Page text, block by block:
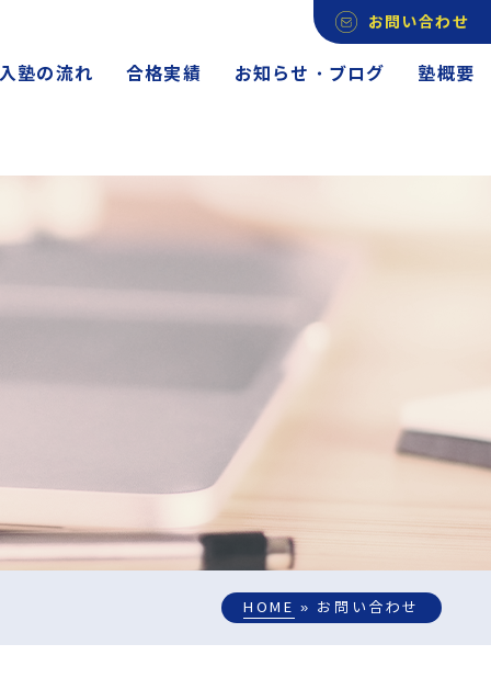
入塾の流れ 合格実績 お知らせ・ブログ 塾概要
お問い合わせ
HOME » お問い合わせ